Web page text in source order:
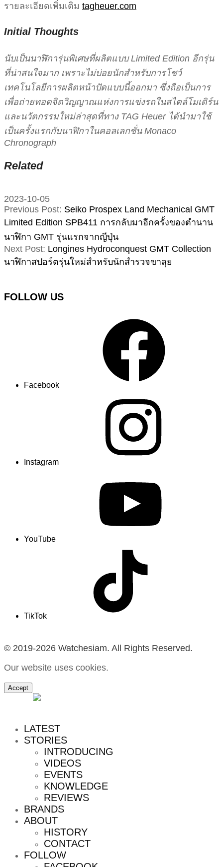
รายละเอียดเพิ่มเติม tagheuer.com
Initial Thoughts
นับเป็นนาฬิการุ่นพิเศษที่ผลิตแบบ Limited Edition อีกรุ่น
ที่น่าสนใจมาก เพราะไม่บ่อยนักสำหรับการโชว์
เทคโนโลยีการผลิตหน้าปัดแบบนี้ออกมา ซึ่งถือเป็นการ
เพื่อถ่ายทอดจิตวิญญาณแห่งการแข่งรถในสไตล์โมเดิร์น
และนวัตกรรมใหม่ล่าสุดที่ทาง TAG Heuer ได้นำมาใช้
เป็นครั้งแรกกับนาฬิกาในคอลเลกชั่น Monaco
Chronograph
Related
2023-10-05
Previous Post: Seiko Prospex Land Mechanical GMT
Limited Edition SPB411 การกลับมาอีกครั้งของตำนาน
นาฬิกา GMT รุ่นแรกจากญีปุ่น
Next Post: Longines Hydroconquest GMT Collection
นาฬิกาสปอร์ตรุ่นใหม่สำหรับนักสำรวจขาลุย
FOLLOW US
Facebook
Instagram
YouTube
TikTok
© 2019-2026 Watchesiam. All Rights Reserved.
Our website uses cookies.
Accept
LATEST
STORIES
INTRODUCING
VIDEOS
EVENTS
KNOWLEDGE
REVIEWS
BRANDS
ABOUT
HISTORY
CONTACT
FOLLOW